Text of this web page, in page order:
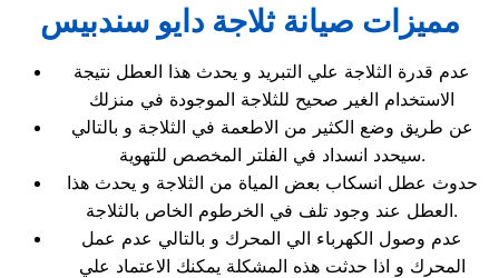
مميزات صيانة ثلاجة دايو سندبيس
عدم قدرة الثلاجة علي التبريد و يحدث هذا العطل نتيجة
الاستخدام الغير صحيح للثلاجة الموجودة في منزلك
عن طريق وضع الكثير من الاطعمة في الثلاجة و بالتالي
سيحدد انسداد في الفلتر المخصص للتهوية.
حدوث عطل انسكاب بعض المياة من الثلاجة و يحدث هذا
العطل عند وجود تلف في الخرطوم الخاص بالثلاجة.
عدم وصول الكهرباء الي المحرك و بالتالي عدم عمل
المحرك و اذا حدثت هذه المشكلة يمكنك الاعتماد علي